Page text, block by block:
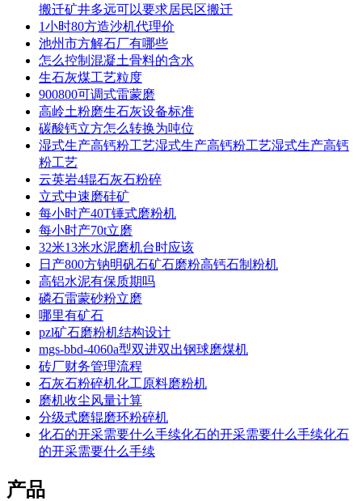
搬迁矿井多远可以要求居民区搬迁
1小时80方造沙机代理价
池州市方解石厂有哪些
怎么控制混凝土骨料的含水
生石灰煤工艺粒度
900800可调式雷蒙磨
高岭土粉磨生石灰设备标准
碳酸钙立方怎么转换为吨位
湿式生产高钙粉工艺湿式生产高钙粉工艺湿式生产高钙
粉工艺
云英岩4辊石灰石粉碎
立式中速磨硅矿
每小时产40T锤式磨粉机
每小时产70t立磨
32米13米水泥磨机台时应该
日产800方钠明矾石矿石磨粉高钙石制粉机
高铝水泥有保质期吗
磷石雷蒙砂粉立磨
哪里有矿石
pzl矿石磨粉机结构设计
mgs-bbd-4060a型双进双出钢球磨煤机
砖厂财务管理流程
石灰石粉碎机化工原料磨粉机
磨机收尘风量计算
分级式磨辊磨环粉碎机
化石的开采需要什么手续化石的开采需要什么手续化石
的开采需要什么手续
产品